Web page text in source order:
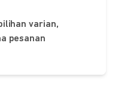
varian,
pesanan